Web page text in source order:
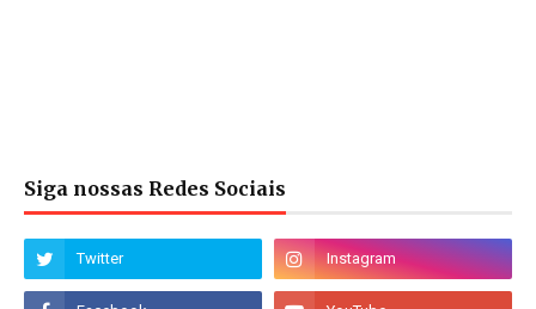
Siga nossas Redes Sociais